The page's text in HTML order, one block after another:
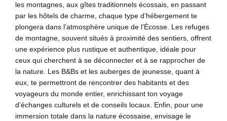
les montagnes, aux gîtes traditionnels écossais, en passant
par les hôtels de charme, chaque type d’hébergement te
plongera dans l’atmosphère unique de l’Écosse. Les refuges
de montagne, souvent situés à proximité des sentiers, offrent
une expérience plus rustique et authentique, idéale pour
ceux qui cherchent à se déconnecter et à se rapprocher de
la nature. Les B&Bs et les auberges de jeunesse, quant à
eux, te permettront de rencontrer des habitants et des
voyageurs du monde entier, enrichissant ton voyage
d’échanges culturels et de conseils locaux. Enfin, pour une
immersion totale dans la nature écossaise, envisage le